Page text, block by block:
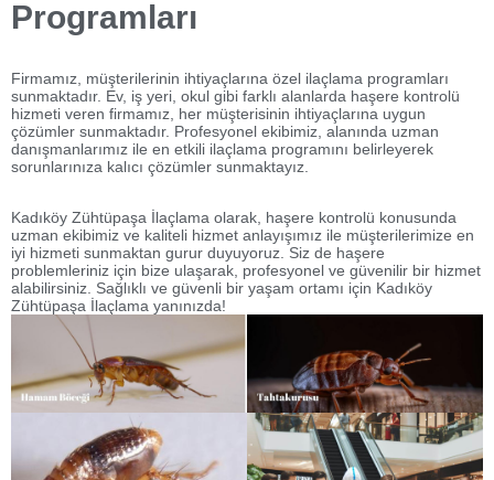
Programları
Firmamız, müşterilerinin ihtiyaçlarına özel ilaçlama programları
sunmaktadır. Ev, iş yeri, okul gibi farklı alanlarda haşere kontrolü
hizmeti veren firmamız, her müşterisinin ihtiyaçlarına uygun
çözümler sunmaktadır. Profesyonel ekibimiz, alanında uzman
danışmanlarımız ile en etkili ilaçlama programını belirleyerek
sorunlarınıza kalıcı çözümler sunmaktayız.
Kadıköy Zühtüpaşa İlaçlama olarak, haşere kontrolü konusunda
uzman ekibimiz ve kaliteli hizmet anlayışımız ile müşterilerimize en
iyi hizmeti sunmaktan gurur duyuyoruz. Siz de haşere
problemleriniz için bize ulaşarak, profesyonel ve güvenilir bir hizmet
alabilirsiniz. Sağlıklı ve güvenli bir yaşam ortamı için Kadıköy
Zühtüpaşa İlaçlama yanınızda!